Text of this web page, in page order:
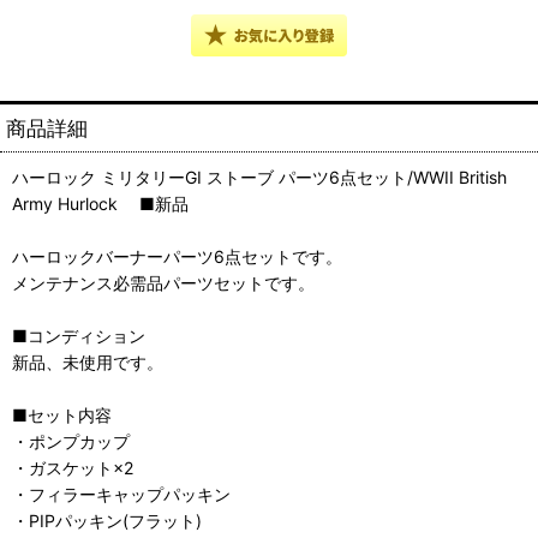
商品詳細
ハーロック ミリタリーGI ストーブ パーツ6点セット/WWII British
Army Hurlock ■新品
ハーロックバーナーパーツ6点セットです。
メンテナンス必需品パーツセットです。
■コンディション
新品、未使用です。
■セット内容
・ポンプカップ
・ガスケット×2
・フィラーキャップパッキン
・PIPパッキン(フラット)